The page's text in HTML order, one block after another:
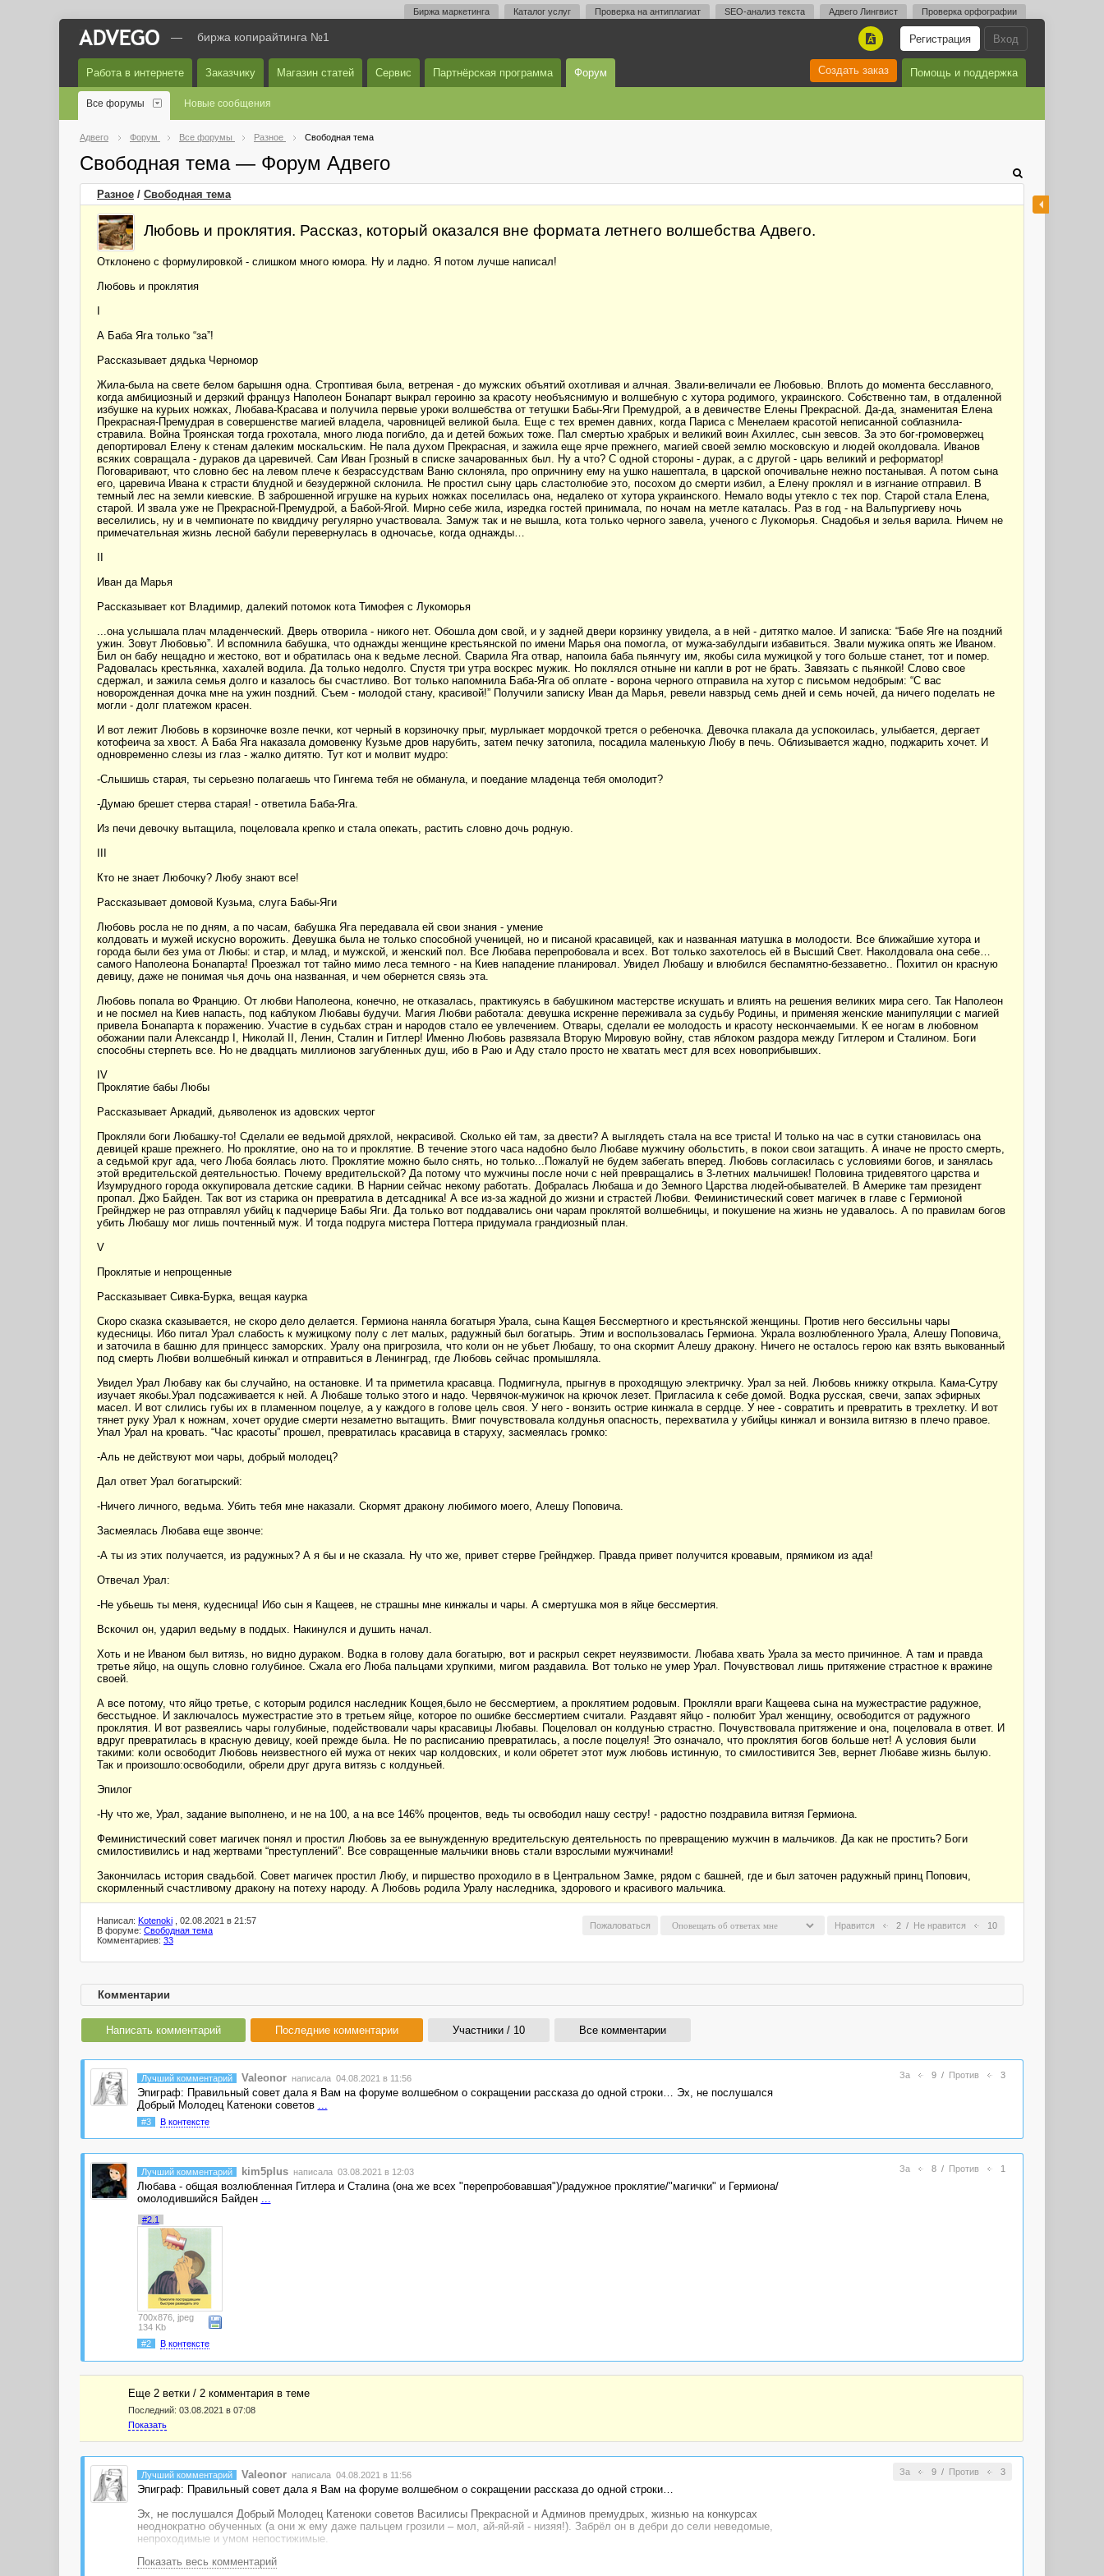
Биржа маркетинга Каталог услуг Проверка на антиплагиат SEO-анализ текста Адвего Лингвист Проверка орфографии
Вход
Регистрация
A
— биржа копирайтинга №1
Работа в интернете Заказчику Магазин статей Сервис Партнёрская программа Форум Помощь и поддержка
Создать заказ
Все форумы Новые сообщения
Адвего Форум Все форумы Разное Свободная тема
Свободная тема — Форум Адвего
Разное / Свободная тема
Любовь и проклятия. Рассказ, который оказался вне формата летнего волшебства Адвего.
Отклонено с формулировкой - слишком много юмора. Ну и ладно. Я потом лучше написал!
Любовь и проклятия
А Баба Яга только “за”!
Рассказывает дядька Черномор
Жила-была на свете белом барышня одна. Строптивая была, ветреная - до мужских объятий охотливая и алчная. Звали-величали ее Любовью. Вплоть до момента бесславного,
когда амбициозный и дерзкий француз Наполеон Бонапарт выкрал героиню за красоту необъяснимую и волшебную с хутора родимого, украинского. Собственно там, в отдаленной
избушке на курьих ножках, Любава-Красава и получила первые уроки волшебства от тетушки Бабы-Яги Премудрой, а в девичестве Елены Прекрасной. Да-да, знаменитая Елена
Прекрасная-Премудрая в совершенстве магией владела, чаровницей великой была. Еще с тех времен давних, когда Париса с Менелаем красотой неписанной соблазнила-
стравила. Война Троянская тогда грохотала, много люда погибло, да и детей божьих тоже. Пал смертью храбрых и великий воин Ахиллес, сын зевсов. За это бог-громовержец
депортировал Елену к стенам далеким москальским. Не пала духом Прекрасная, и зажила еще ярче прежнего, магией своей землю московскую и людей околдовала. Иванов
всяких совращала - дураков да царевичей. Сам Иван Грозный в списке зачарованных был. Ну а что? С одной стороны - дурак, а с другой - царь великий и реформатор!
Поговаривают, что словно бес на левом плече к безрассудствам Ваню склоняла, про опричнину ему на ушко нашептала, в царской опочивальне нежно постанывая. А потом сына
его, царевича Ивана к страсти блудной и безудержной склонила. Не простил сыну царь сластолюбие это, посохом до смерти избил, а Елену проклял и в изгнание отправил. В
темный лес на земли киевские. В заброшенной игрушке на курьих ножках поселилась она, недалеко от хутора украинского. Немало воды утекло с тех пор. Старой стала Елена,
старой. И звала уже не Прекрасной-Премудрой, а Бабой-Ягой. Мирно себе жила, изредка гостей принимала, по ночам на метле каталась. Раз в год - на Вальпургиеву ночь
веселились, ну и в чемпионате по квиддичу регулярно участвовала. Замуж так и не вышла, кота только черного завела, ученого с Лукоморья. Снадобья и зелья варила. Ничем не
примечательная жизнь лесной бабули перевернулась в одночасье, когда однажды…
Иван да Марья
Рассказывает кот Владимир, далекий потомок кота Тимофея с Лукоморья
...она услышала плач младенческий. Дверь отворила - никого нет. Обошла дом свой, и у задней двери корзинку увидела, а в ней - дитятко малое. И записка: “Бабе Яге на поздний
ужин. Зовут Любовью”. И вспомнила бабушка, что однажды женщине крестьянской по имени Марья она помогла, от мужа-забулдыги избавиться. Звали мужика опять же Иваном.
Бил он бабу нещадно и жестоко, вот и обратилась она к ведьме лесной. Сварила Яга отвар, напоила баба пьянчугу им, якобы сила мужицкой у того больше станет, тот и помер.
Радовалась крестьянка, хахалей водила. Да только недолго. Спустя три утра воскрес мужик. Но поклялся отныне ни капли в рот не брать. Завязать с пьянкой! Слово свое
сдержал, и зажила семья долго и казалось бы счастливо. Вот только напомнила Баба-Яга об оплате - ворона черного отправила на хутор с письмом недобрым: “С вас
новорожденная дочка мне на ужин поздний. Съем - молодой стану, красивой!” Получили записку Иван да Марья, ревели навзрыд семь дней и семь ночей, да ничего поделать не
могли - долг платежом красен.
И вот лежит Любовь в корзиночке возле печки, кот черный в корзиночку прыг, мурлыкает мордочкой трется о ребеночка. Девочка плакала да успокоилась, улыбается, дергает
котофеича за хвост. А Баба Яга наказала домовенку Кузьме дров нарубить, затем печку затопила, посадила маленькую Любу в печь. Облизывается жадно, поджарить хочет. И
одновременно слезы из глаз - жалко дитятю. Тут кот и молвит мудро:
-Слышишь старая, ты серьезно полагаешь что Гингема тебя не обманула, и поедание младенца тебя омолодит?
-Думаю брешет стерва старая! - ответила Баба-Яга.
Из печи девочку вытащила, поцеловала крепко и стала опекать, растить словно дочь родную.
Кто не знает Любочку? Любу знают все!
Рассказывает домовой Кузьма, слуга Бабы-Яги
Любовь росла не по дням, а по часам, бабушка Яга передавала ей свои знания - умение
колдовать и мужей искусно ворожить. Девушка была не только способной ученицей, но и писаной красавицей, как и названная матушка в молодости. Все ближайшие хутора и
города были без ума от Любы: и стар, и млад, и мужской, и женский пол. Все Любава перепробовала и всех. Вот только захотелось ей в Высший Свет. Наколдовала она себе…
самого Наполеона Бонапарта! Проезжал тот тайно мимо леса темного - на Киев нападение планировал. Увидел Любашу и влюбился беспамятно-беззаветно.. Похитил он красную
девицу, даже не понимая чья дочь она названная, и чем обернется связь эта.
Любовь попала во Францию. От любви Наполеона, конечно, не отказалась, практикуясь в бабушкином мастерстве искушать и влиять на решения великих мира сего. Так Наполеон
и не посмел на Киев напасть, под каблуком Любавы будучи. Магия Любви работала: девушка искренне переживала за судьбу Родины, и применяя женские манипуляции с магией
привела Бонапарта к поражению. Участие в судьбах стран и народов стало ее увлечением. Отвары, сделали ее молодость и красоту нескончаемыми. К ее ногам в любовном
обожании пали Александр I, Николай II, Ленин, Сталин и Гитлер! Именно Любовь развязала Вторую Мировую войну, став яблоком раздора между Гитлером и Сталином. Боги
способны стерпеть все. Но не двадцать миллионов загубленных душ, ибо в Раю и Аду стало просто не хватать мест для всех новоприбывших.
IV
Проклятие бабы Любы
Рассказывает Аркадий, дьяволенок из адовских чертог
Прокляли боги Любашку-то! Сделали ее ведьмой дряхлой, некрасивой. Сколько ей там, за двести? А выглядеть стала на все триста! И только на час в сутки становилась она
девицей краше прежнего. Но проклятие, оно на то и проклятие. В течение этого часа надобно было Любаве мужчину обольстить, в покои свои затащить. А иначе не просто смерть,
а седьмой круг ада, чего Люба боялась люто. Проклятие можно было снять, но только...Пожалуй не будем забегать вперед. Любовь согласилась с условиями богов, и занялась
этой вредительской деятельностью. Почему вредительской? Да потому что мужчины после ночи с ней превращались в 3-летних мальчишек! Половина тридевятого царства и
Изумрудного города оккупировала детские садики. В Нарнии сейчас некому работать. Добралась Любаша и до Земного Царства людей-обывателей. В Америке там президент
пропал. Джо Байден. Так вот из старика он превратила в детсадника! А все из-за жадной до жизни и страстей Любви. Феминистический совет магичек в главе с Гермионой
Грейнджер не раз отправлял убийц к падчерице Бабы Яги. Да только вот поддавались они чарам проклятой волшебницы, и покушение на жизнь не удавалось. А по правилам богов
убить Любашу мог лишь почтенный муж. И тогда подруга мистера Поттера придумала грандиозный план.
V
Проклятые и непрощенные
Рассказывает Сивка-Бурка, вещая каурка
Скоро сказка сказывается, не скоро дело делается. Гермиона наняла богатыря Урала, сына Кащея Бессмертного и крестьянской женщины. Против него бессильны чары
кудесницы. Ибо питал Урал слабость к мужицкому полу с лет малых, радужный был богатырь. Этим и воспользовалась Гермиона. Украла возлюбленного Урала, Алешу Поповича,
и заточила в башню для принцесс заморских. Уралу она пригрозила, что коли он не убьет Любашу, то она скормит Алешу дракону. Ничего не осталось герою как взять выкованный
под смерть Любви волшебный кинжал и отправиться в Ленинград, где Любовь сейчас промышляла.
Увидел Урал Любаву как бы случайно, на остановке. И та приметила красавца. Подмигнула, прыгнув в проходящую электричку. Урал за ней. Любовь книжку открыла. Кама-Сутру
изучает якобы.Урал подсаживается к ней. А Любаше только этого и надо. Червячок-мужичок на крючок лезет. Пригласила к себе домой. Водка русская, свечи, запах эфирных
масел. И вот слились губы их в пламенном поцелуе, а у каждого в голове цель своя. У него - вонзить острие кинжала в сердце. У нее - совратить и превратить в трехлетку. И вот
тянет руку Урал к ножнам, хочет орудие смерти незаметно вытащить. Вмиг почувствовала колдунья опасность, перехватила у убийцы кинжал и вонзила витязю в плечо правое.
Упал Урал на кровать. “Час красоты” прошел, превратилась красавица в старуху, засмеялась громко:
-Аль не действуют мои чары, добрый молодец?
Дал ответ Урал богатырский:
-Ничего личного, ведьма. Убить тебя мне наказали. Скормят дракону любимого моего, Алешу Поповича.
Засмеялась Любава еще звонче:
-А ты из этих получается, из радужных? А я бы и не сказала. Ну что же, привет стерве Грейнджер. Правда привет получится кровавым, прямиком из ада!
Отвечал Урал:
-Не убьешь ты меня, кудесница! Ибо сын я Кащеев, не страшны мне кинжалы и чары. А смертушка моя в яйце бессмертия.
Вскочил он, ударил ведьму в поддых. Накинулся и душить начал.
Хоть и не Иваном был витязь, но видно дураком. Водка в голову дала богатырю, вот и раскрыл секрет неуязвимости. Любава хвать Урала за место причинное. А там и правда
третье яйцо, на ощупь словно голубиное. Сжала его Люба пальцами хрупкими, мигом раздавила. Вот только не умер Урал. Почувствовал лишь притяжение страстное к вражине
своей.
А все потому, что яйцо третье, с которым родился наследник Кощея,было не бессмертием, а проклятием родовым. Прокляли враги Кащеева сына на мужестрастие радужное,
бесстыдное. И заключалось мужестрастие это в третьем яйце, которое по ошибке бессмертием считали. Раздавят яйцо - полюбит Урал женщину, освободится от радужного
проклятия. И вот развеялись чары голубиные, подействовали чары красавицы Любавы. Поцеловал он колдунью страстно. Почувствовала притяжение и она, поцеловала в ответ. И
вдруг превратилась в красную девицу, коей прежде была. Не по расписанию превратилась, а после поцелуя! Это означало, что проклятия богов больше нет! А условия были
такими: коли освободит Любовь неизвестного ей мужа от неких чар колдовских, и коли обретет этот муж любовь истинную, то смилостивится Зев, вернет Любаве жизнь былую.
Так и произошло:освободили, обрели друг друга витязь с колдуньей.
Эпилог
-Ну что же, Урал, задание выполнено, и не на 100, а на все 146% процентов, ведь ты освободил нашу сестру! - радостно поздравила витязя Гермиона.
Феминистический совет магичек понял и простил Любовь за ее вынужденную вредительскую деятельность по превращению мужчин в мальчиков. Да как не простить? Боги
смилостивились и над жертвами “преступлений”. Все совращенные мальчики вновь стали взрослыми мужчинами!
Закончилась история свадьбой. Совет магичек простил Любу, и пиршество проходило в в Центральном Замке, рядом с башней, где и был заточен радужный принц Попович,
скормленный счастливому дракону на потеху народу. А Любовь родила Уралу наследника, здорового и красивого мальчика.
Нравится 2 / Не нравится 10
Пожаловаться
Написал: Kotenoki , 02.08.2021 в 21:57
В форуме: Свободная тема
Комментариев: 33
Комментарии
Написать комментарий Последние комментарии Участники / 10 Все комментарии
За 9/ Против 3
Лучший комментарий Valeonor написала 04.08.2021 в 11:56
Эпиграф: Правильный совет дала я Вам на форуме волшебном о сокращении рассказа до одной строки… Эх, не послушался
Добрый Молодец Катеноки советов ...
#3 В контексте
За 8/ Против 1
Лучший комментарий kim5plus написала 03.08.2021 в 12:03
Любава - общая возлюбленная Гитлера и Сталина (она же всех "перепробовавшая")/радужное проклятие/"магички" и Гермиона/
омолодившийся Байден
#2.1
700x876, jpeg
134 Kb
#2
В контексте
Еще 2 ветки / 2 комментария в темe
Последний: 03.08.2021 в 07:08
Показать
За 9/ Против 3
Лучший комментарий Valeonor написала 04.08.2021 в 11:56
Эпиграф: Правильный совет дала я Вам на форуме волшебном о сокращении рассказа до одной строки…
Эх, не послушался Добрый Молодец Катеноки советов Василисы Прекрасной и Админов премудрых, жизнью на конкурсах
неоднократно обученных (а они ж ему даже пальцем грозили – мол, ай-яй-яй - низяя!). Забрёл он в дебри до сели неведомые,
непроходимые и умом непостижимые.
Вышел к нашему кудеснику из дебрей шипящий кот Баюн, - когтями по одному дереву – скряб, по другому – скряб – приближается к
Показать весь комментарий